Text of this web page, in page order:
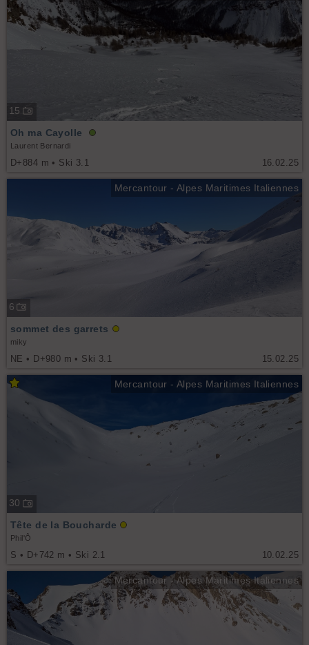
15
16.02.25
Oh ma Cayolle
Laurent Bernardi
D+884 m • Ski 3.1
Mercantour - Alpes Maritimes Italiennes
6
15.02.25
sommet des garrets
miky
NE • D+980 m • Ski 3.1
Mercantour - Alpes Maritimes Italiennes
30
10.02.25
Tête de la Boucharde
Phil'Ô
S • D+742 m • Ski 2.1
Mercantour - Alpes Maritimes Italiennes